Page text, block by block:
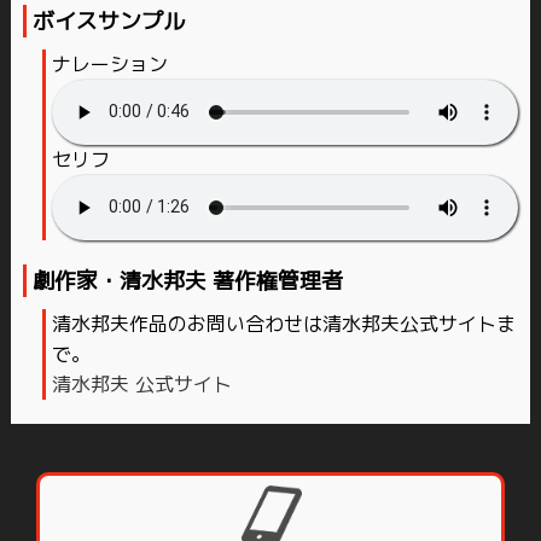
ボイスサンプル
ナレーション
セリフ
劇作家・清水邦夫 著作権管理者
清水邦夫作品のお問い合わせは清水邦夫公式サイトま
で。
清水邦夫 公式サイト